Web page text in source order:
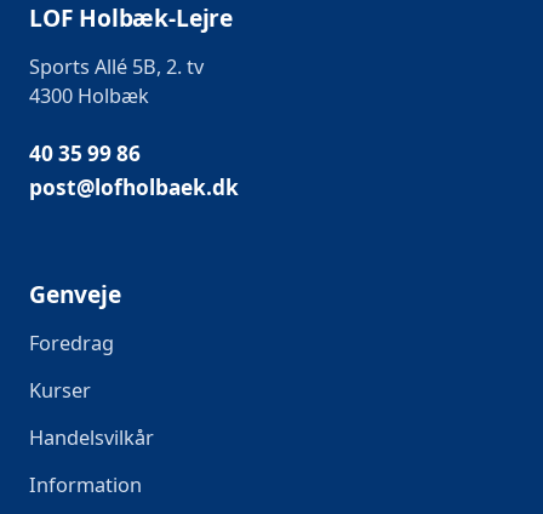
LOF Holbæk-Lejre
Sports Allé 5B, 2. tv
4300 Holbæk
40 35 99 86
post@lofholbaek.dk
Genveje
Foredrag
Kurser
Handelsvilkår
Information